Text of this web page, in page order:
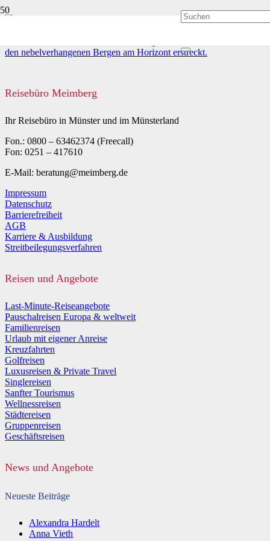
Reisebüro Meimberg
Ihr Reisebüro in Münster und im Münsterland
Fon.: 0800 – 63462374 (Freecall)
Fon: 0251 – 417610
E-Mail: beratung@meimberg.de
Impressum
Datenschutz
Barrierefreiheit
AGB
Karriere & Ausbildung
Streitbeilegungsverfahren
Reisen und Angebote
Last-Minute-Reiseangebote
Pauschalreisen Europa & weltweit
Familienreisen
Urlaub mit eigener Anreise
Kreuzfahrten
Golfreisen
Luxusreisen & Private Travel
Singlereisen
Sanfter Tourismus
Wellnessreisen
Städtereisen
Gruppenreisen
Geschäftsreisen
News und Angebote
Neueste Beiträge
Alexandra Hardelt
Anna Vieth